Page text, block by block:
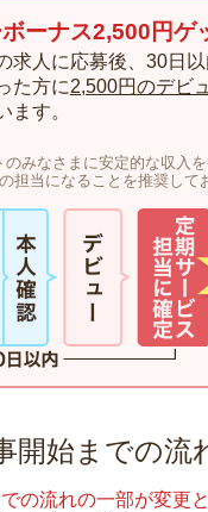
ーナス2,500円ゲ
求人に応募後、30日
た方に2,500円のデビ
ます。
みなさまに安定的な収入を
担当になることを推奨して
開始までの流
の流れの一部が変更